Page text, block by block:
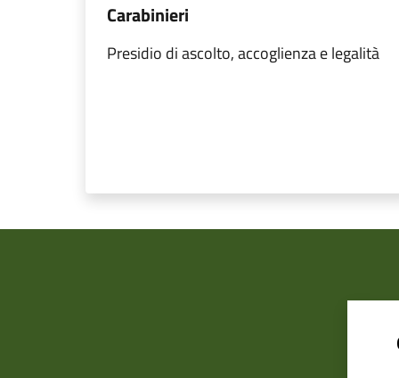
Carabinieri
Presidio di ascolto, accoglienza e legalità